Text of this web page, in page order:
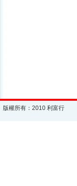
版權所有：2010 利富行